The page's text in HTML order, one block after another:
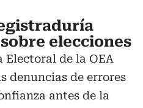
elecciones
Electoral de la OEA
denuncias de errores
antes de la